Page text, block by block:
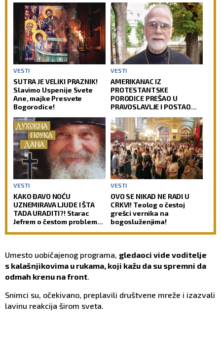
VESTI
SUTRA JE VELIKI PRAZNIK!
Slavimo Uspenije Svete
Ane, majke Presvete
Bogorodice!
VESTI
AMERIKANAC IZ
PROTESTANTSKE
PORODICE PREŠAO U
PRAVOSLAVLJE I POSTAO
najuglednijih teologa
današnjice govori o svom
putu preobraćenja
VESTI
KAKO ĐAVO NOĆU
UZNEMIRAVA LJUDE I ŠTA
TADA URADITI?! Starac
Jefrem o čestom problemu
VESTI
OVO SE NIKAD NE RADI U
CRKVI! Teolog o čestoj
grešci vernika na
bogosluženjima!
Umesto uobičajenog programa, gledaoci vide voditelje
s kalašnjikovima u rukama, koji kažu da su spremni da
odmah krenu na front
Snimci su, očekivano, preplavili društvene mreže i izazvali
lavinu reakcija širom sveta.